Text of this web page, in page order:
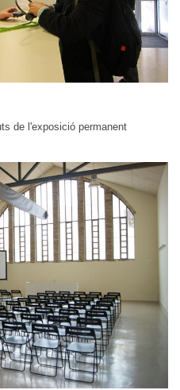
de l'exposició permanent